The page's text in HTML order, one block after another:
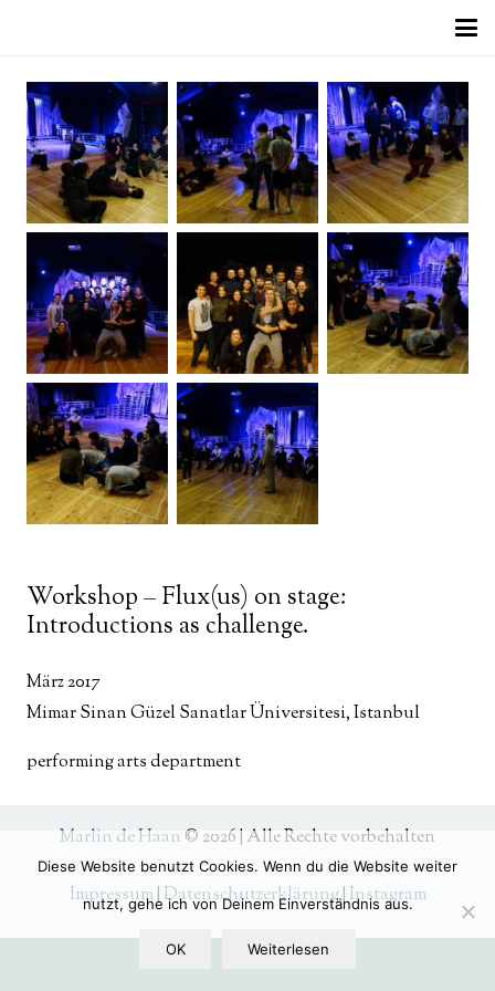
Workshop – Flux(us) on stage:
Introductions as challenge.
März 2017
Mimar Sinan Güzel Sanatlar Üniversitesi, Istanbul
performing arts department
Marlin de Haan © 2026 | Alle Rechte vorbehalten
Impressum|Datenschutzerklärung|Instagram
Diese Website benutzt Cookies. Wenn du die Website weiter
nutzt, gehe ich von Deinem Einverständnis aus.
OK Weiterlesen